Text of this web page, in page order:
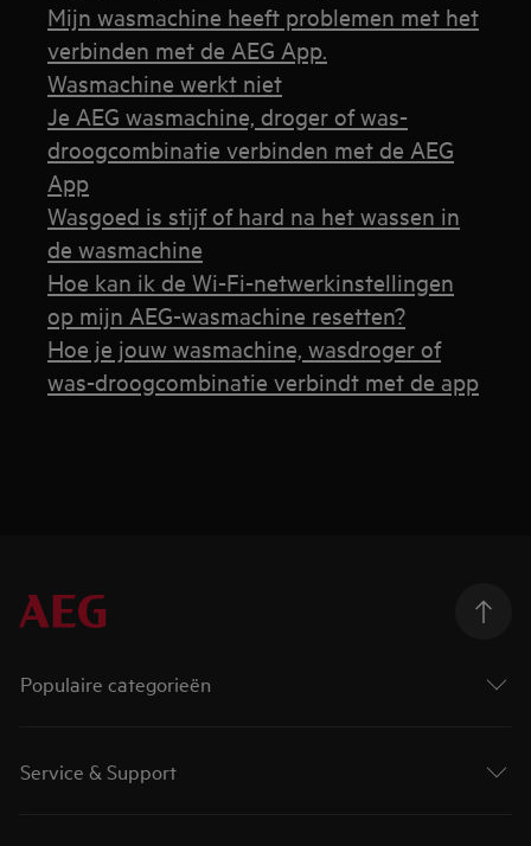
Mijn wasmachine heeft problemen met het
verbinden met de AEG App.
Wasmachine werkt niet
Je AEG wasmachine, droger of was-
droogcombinatie verbinden met de AEG
App
Wasgoed is stijf of hard na het wassen in
de wasmachine
Hoe kan ik de Wi-Fi-netwerkinstellingen
op mijn AEG-wasmachine resetten?
Hoe je jouw wasmachine, wasdroger of
was-droogcombinatie verbindt met de app
Populaire categorieën
Service & Support